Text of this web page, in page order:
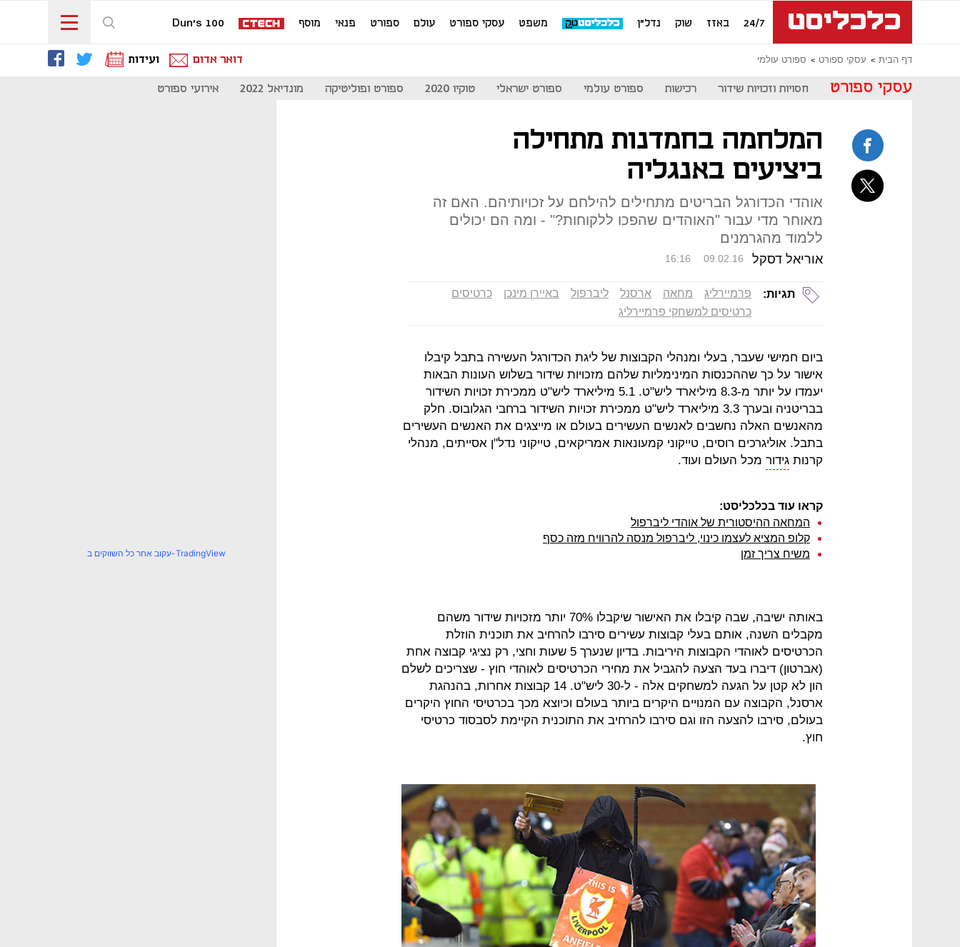
24/7 באזז שוק נדל"ן משפט עסקי ספורט עולם ספורט פנאי מוסף Dun's 100
דף הבית עסקי ספורט ספורט עולמי דואר אדום ועידות
עסקי ספורט חסויות וזכויות שידור רכישות ספורט עולמי ספורט ישראלי טוקיו 2020 ספורט ופוליטיקה מונדיאל 2022 אירועי ספורט
המלחמה בחמדנות מתחילה
ביציעים באנגליה
אוהדי הכדורגל הבריטים מתחילים להילחם על זכויותיהם. האם זה
מאוחר מדי עבור "האוהדים שהפכו ללקוחות?" - ומה הם יכולים
ללמוד מהגרמנים
אוריאל דסקל 16:16 09.02.16
תגיות: פרמיירליג מחאה ארסנל ליברפול באיירן מינכן
כרטיסים
כרטיסים למשחקי פרמיירליג
ביום חמישי שעבר, בעלי ומנהלי הקבוצות של ליגת הכדורגל העשירה בתבל קיבלו
אישור על כך שההכנסות המינימליות שלהם מזכויות שידור בשלוש העונות הבאות
יעמדו על יותר מ-8.3 מיליארד ליש"ט. 5.1 מיליארד ליש"ט ממכירת זכויות השידור
בבריטניה ובערך 3.3 מיליארד ליש"ט ממכירת זכויות השידור ברחבי הגלובוס. חלק
מהאנשים האלה נחשבים לאנשים העשירים בעולם או מייצגים את האנשים העשירים
בתבל. אוליגרכים רוסים, טייקוני קמעונאות אמריקאים, טייקוני נדל"ן אסייתים, מנהלי
קרנות גידור מכל העולם ועוד.
קראו עוד בכלכליסט:
המחאה ההיסטורית של אוהדי ליברפול
קלופ המציא לעצמו כינוי, ליברפול מנסה להרוויח מזה כסף
משיח צריך זמן
באותה ישיבה, שבה קיבלו את האישור שיקבלו 70% יותר מזכויות שידור משהם
מקבלים השנה, אותם בעלי קבוצות עשירים סירבו להרחיב את תוכנית הוזלת
הכרטיסים לאוהדי הקבוצות היריבות. בדיון שנערך 5 שעות וחצי, רק נציגי קבוצה אחת
(אברטון) דיברו בעד הצעה להגביל את מחירי הכרטיסים לאוהדי חוץ - שצריכים לשלם
הון לא קטן על הגעה למשחקים אלה - ל-30 ליש"ט. 14 קבוצות אחרות, בהנהגת
ארסנל, הקבוצה עם המנויים היקרים ביותר בעולם וכיוצא מכך בכרטיסי החוץ היקרים
בעולם, סירבו להצעה הזו וגם סירבו להרחיב את התוכנית הקיימת לסבסוד כרטיסי
חוץ.
עקוב אחר כל השווקים ב-TradingView